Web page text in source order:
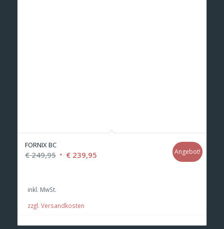
FORNIX BC
€249,95 Ursprünglicher
€239,95Aktueller
Angebot!
inkl. MwSt.
zzgl. Versandkosten